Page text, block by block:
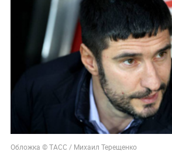
Обложка © ТАСС / Михаил Терещенко